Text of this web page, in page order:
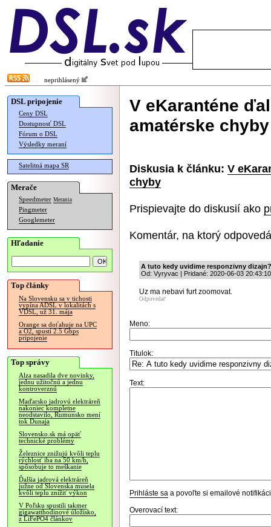
neprihlásený
DSL pripojenie
Ceny DSL
Dostupnosť DSL
Fórum o DSL
Výsledky meraní
Satelitná mapa SR
Merače
Speedmeter Merania
Pingmeter
Googlemeter
Hľadanie
Top články
Na Slovensku sa v tichosti
vypína ADSL v lokalitách s
VDSL, už 31. mája
Orange sa doťahuje na UPC
a O2, spustí 2.5 Gbps
pripojenie
Top správy
Alza nasadila dve novinky,
jednu užitočnú a jednu
kontroverznú
Maďarsko jadrovú elektráreň
nakoniec kompletne
neodstavilo, Rumunsko mení
tok Dunaja
Slovensko.sk má opäť
technické problémy
Železnice znižujú kvôli teplu
rýchlosť iba na 50 km/h,
spôsobuje to meškanie
Ďalšia jadrová elektráreň
južne od Slovenska musela
kvôli teplu znížiť výkon
V Poľsku spustili takmer
gigawatthodinové úložisko,
z LiFePO4 článkov
V eKaranténe
amatérske chyby
Diskusia k článku: V
chyby
Prispievajte do diskusií ako
Komentár, na ktorý
A tuto kedy uvidime responzivny dizajn?
Od: Vyryvac | Pridané: 2020-06-03 20:43:10
Uz ma nebavi furt zoomovat.
Odpovedať
Meno:
Titulok:
Text:
Prihláste sa a povoľte si emailové
Overovací text: